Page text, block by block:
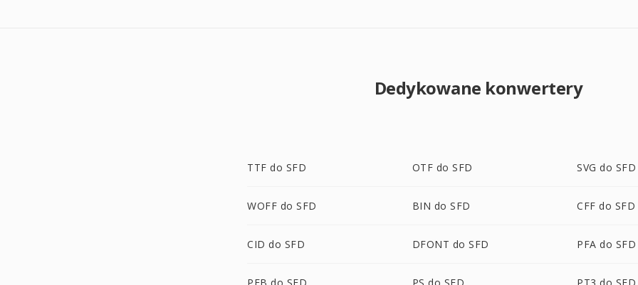
Dedykowane konwertery
TTF do SFD OTF do SFD SVG do SFD
WOFF do SFD BIN do SFD CFF do SFD
CID do SFD DFONT do SFD PFA do SFD